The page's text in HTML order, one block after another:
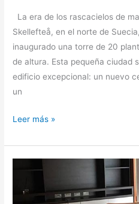
La era de los rascacielos de
Skellefteå, en el norte de
inaugurado una torre de 20
de altura. Esta pequeña ciudad
edificio excepcional: un nuevo
un
Leer más »
renta